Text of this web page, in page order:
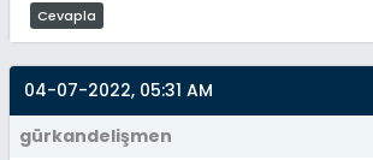
Cevapla
04-07-2022, 05:31 AM
gürkandelişmen